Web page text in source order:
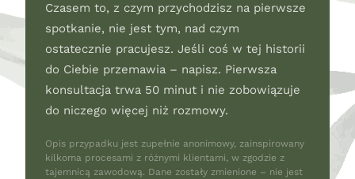
Czasem to, z czym przychodzisz na pierwsze
spotkanie, nie jest tym, nad czym
ostatecznie pracujesz. Jeśli coś w tej historii
do Ciebie przemawia – napisz. Pierwsza
konsultacja trwa 50 minut i nie zobowiązuje
do niczego więcej niż rozmowy.
Opis przypadku jest zupełnie anonimowy, zainspirowany
kilkoma procesami z różnymi klientami, w zgodzie z
tajemnicą zawodową. Dane zostały zmienione – nie jest